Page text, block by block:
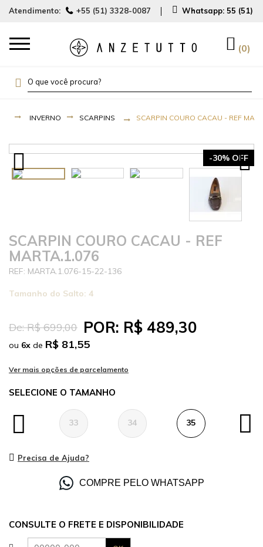
Atendimento: +55 (51) 3328-0087 Whatsapp: 55 (51)
0
INVERNO SCARPINS SCARPIN COURO CACAU - REF
-30% OFF
SCARPIN COURO CACAU - REF
MARTA.1.076
MARTA.1.076-15-22-136
Tamanho do Salto: 4
De:R$ 699,00 POR: R$ 489,30
ou 6x de R$ 81,55
TAMANHO
33 34 35
Precisa de Ajuda?
COMPRE PELO WHATSAPP
CONSULTE O FRETE E DISPONIBILIDADE